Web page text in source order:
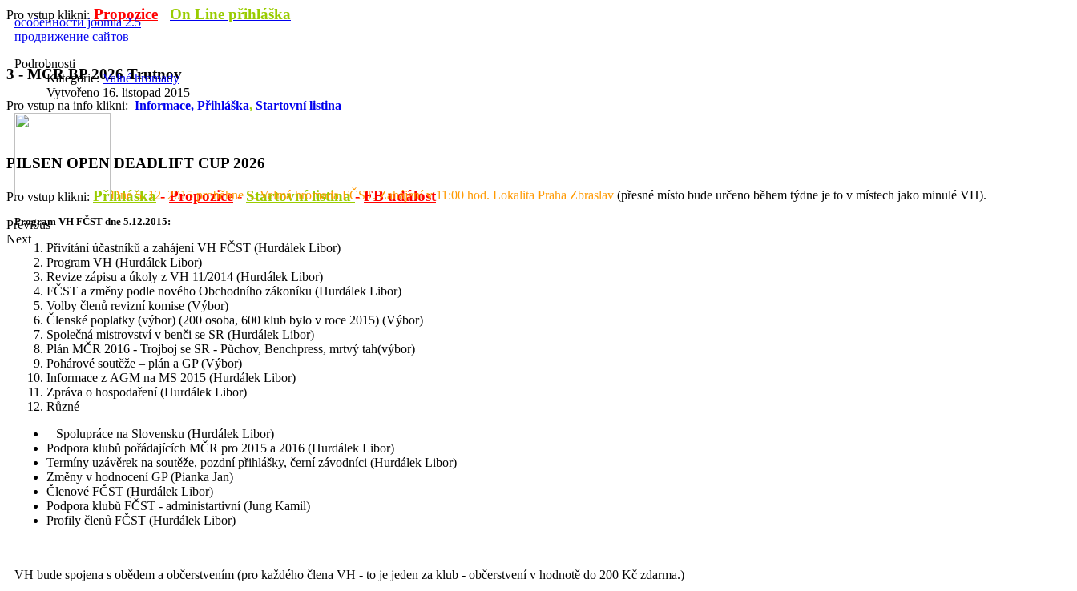
Pro vstup klikni: Propozice On Line přihláška
3 - MČR BP 2026 Trutnov
Pro vstup na info klikni: Informace, Přihláška, Startovní listina
PILSEN OPEN DEADLIFT CUP 2026
Pro vstup klikni:Přihláška-Propozice-Startovní listina-FB událost
Previous
Next
особенности joomla 2.5
продвижение сайтов
Podrobnosti
Kategorie:Valné hromady
Vytvořeno 16. listopad 2015
Dne 5. 12. 2015 proběhne 5. Valmá hromada FČST. Zahájení v 11:00 hod. Lokalita Praha Zbraslav (přesné místo bude určeno během týdne je to v místech jako minulé VH).
Program VH FČST dne 5.12.2015:
Přivítání účastníků a zahájení VH FČST (Hurdálek Libor)
Program VH (Hurdálek Libor)
Revize zápisu a úkoly z VH 11/2014 (Hurdálek Libor)
FČST a změny podle nového Obchodního zákoníku (Hurdálek Libor)
Volby členů revizní komise (Výbor)
Členské poplatky (výbor) (200 osoba, 600 klub bylo v roce 2015) (Výbor)
Společná mistrovství v benči se SR (Hurdálek Libor)
Plán MČR 2016 - Trojboj se SR - Půchov, Benchpress, mrtvý tah(výbor)
Pohárové soutěže – plán a GP (Výbor)
Informace z AGM na MS 2015 (Hurdálek Libor)
Zpráva o hospodaření (Hurdálek Libor)
Různé
Spolupráce na Slovensku (Hurdálek Libor)
Podpora klubů pořádajících MČR pro 2015 a 2016 (Hurdálek Libor)
Termíny uzávěrek na soutěže, pozdní přihlášky, černí závodníci (Hurdálek Libor)
Změny v hodnocení GP (Pianka Jan)
Členové FČST (Hurdálek Libor)
Podpora klubů FČST - administartivní (Jung Kamil)
Profily členů FČST (Hurdálek Libor)
VH bude spojena s obědem a občerstvením (pro každého člena VH - to je jeden za klub - občerstvení v hodnotě do 200 Kč zdarma.)